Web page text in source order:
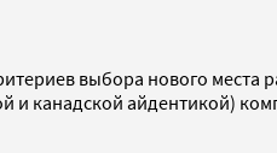
выбора нового
и канадской айдентикой)